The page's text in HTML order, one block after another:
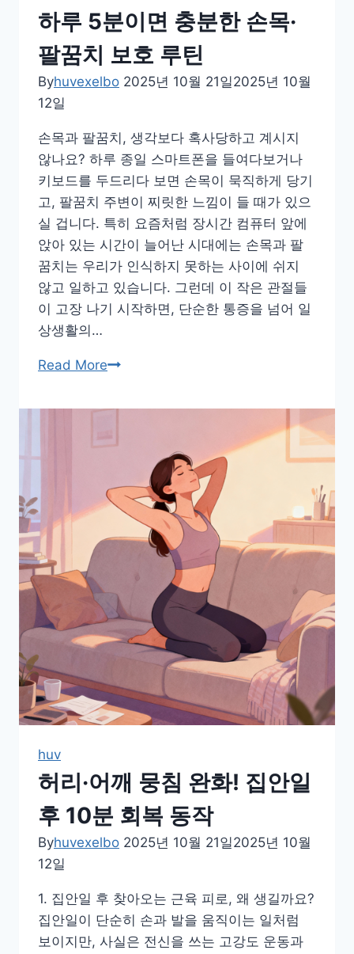
하루 5분이면 충분한 손목·
팔꿈치 보호 루틴
Byhuvexelbo 2025년 10월 21일2025년 10월
12일
손목과 팔꿈치, 생각보다 혹사당하고 계시지
않나요? 하루 종일 스마트폰을 들여다보거나
키보드를 두드리다 보면 손목이 묵직하게 당기
고, 팔꿈치 주변이 찌릿한 느낌이 들 때가 있으
실 겁니다. 특히 요즘처럼 장시간 컴퓨터 앞에
앉아 있는 시간이 늘어난 시대에는 손목과 팔
꿈치는 우리가 인식하지 못하는 사이에 쉬지
않고 일하고 있습니다. 그런데 이 작은 관절들
이 고장 나기 시작하면, 단순한 통증을 넘어 일
상생활의…
Read More하
5
이
충
분
한
팔
꿈
보
호
루
huv
허리·어깨 뭉침 완화! 집안일
후 10분 회복 동작
Byhuvexelbo 2025년 10월 21일2025년 10월
12일
1. 집안일 후 찾아오는 근육 피로, 왜 생길까요?
집안일이 단순히 손과 발을 움직이는 일처럼
보이지만, 사실은 전신을 쓰는 고강도 운동과